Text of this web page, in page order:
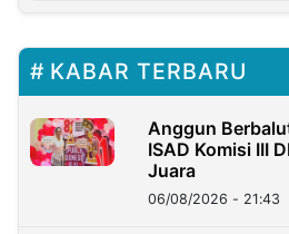
KABAR TERBARU
Anggun
ISAD Komisi III
Juara
06/08/2026 - 21:43